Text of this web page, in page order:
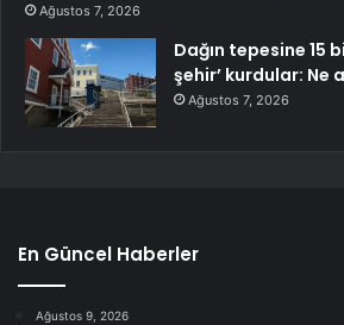
Ağustos 7, 2026
Dağın tepesine 15
şehir’ kurdular: Ne
Ağustos 7, 2026
En Güncel Haberler
Ağustos 9, 2026